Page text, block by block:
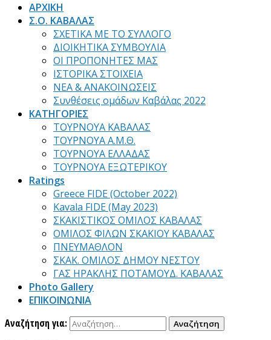
ΑΡΧΙΚΗ
Σ.Ο. ΚΑΒΑΛΑΣ
ΣΧΕΤΙΚΑ ΜΕ ΤΟ ΣΥΛΛΟΓΟ
ΔΙΟΙΚΗΤΙΚΑ ΣΥΜΒΟΥΛΙΑ
ΟΙ ΠΡΟΠΟΝΗΤΕΣ ΜΑΣ
ΙΣΤΟΡΙΚΑ ΣΤΟΙΧΕΙΑ
ΝΕΑ & ΑΝΑΚΟΙΝΩΣΕΙΣ
Συνθέσεις ομάδων Καβάλας 2022
ΚΑΤΗΓΟΡΙΕΣ
ΤΟΥΡΝΟΥΑ ΚΑΒΑΛΑΣ
ΤΟΥΡΝΟΥΑ Α.Μ.Θ.
ΤΟΥΡΝΟΥΑ ΕΛΛΑΔΑΣ
ΤΟΥΡΝΟΥΑ ΕΞΩΤΕΡΙΚΟΥ
Ratings
Greece FIDE (October 2022)
Kavala FIDE (May 2023)
ΣΚΑΚΙΣΤΙΚΟΣ ΟΜΙΛΟΣ ΚΑΒΑΛΑΣ
ΟΜΙΛΟΣ ΦΙΛΩΝ ΣΚΑΚΙΟΥ ΚΑΒΑΛΑΣ
ΠΝΕΥΜΑΘΛΟΝ
ΣΚΑΚ. ΟΜΙΛΟΣ ΔΗΜΟΥ ΝΕΣΤΟΥ
ΓΑΣ ΗΡΑΚΛΗΣ ΠΟΤΑΜΟΥΔ. ΚΑΒΑΛΑΣ
Photo Gallery
ΕΠΙΚΟΙΝΩΝΙΑ
Αναζήτηση για: